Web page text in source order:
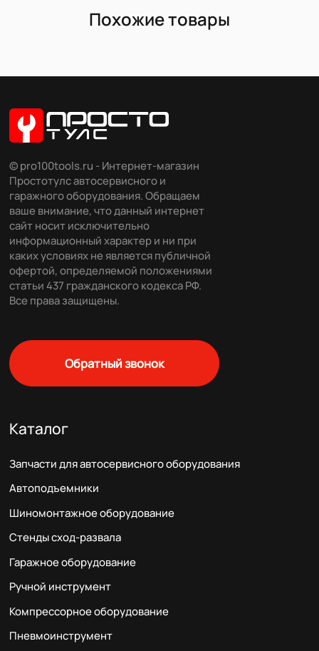
Похожие товары
© pro100tools.ru - Интернет-магазин
Простотулс автосервисного и
гаражного оборудования. Обращаем
ваше внимание, что данный интернет
сайт носит исключительно
информационный характер и ни при
каких условиях не является публичной
офертой, определяемой положениями
статьи 437 гражданского кодекса РФ.
Все права защищены.
Обратный звонок
Каталог
Запчасти для автосервисного оборудования
Автоподъемники
Шиномонтажное оборудование
Стенды сход-развала
Гаражное оборудование
Ручной инструмент
Компрессорное оборудование
Пневмоинструмент